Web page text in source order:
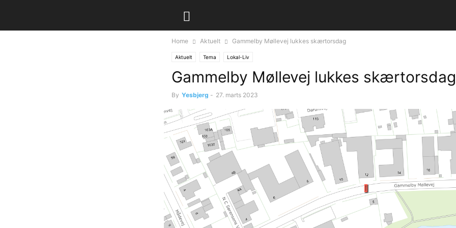
Home Aktuelt Gammelby Møllevej lukkes skærtorsdag
Aktuelt Tema Lokal-Liv
Gammelby Møllevej lukkes skærtorsdag
By Yesbjerg - 27. marts 2023